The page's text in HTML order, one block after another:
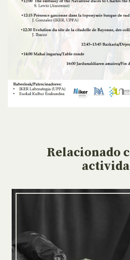
Relacionado